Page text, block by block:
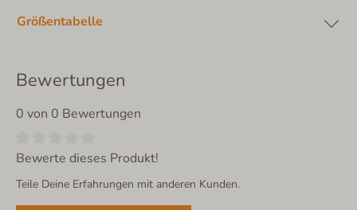
Größentabelle
Bewertungen
0 von 0 Bewertungen
Bewerte dieses Produkt!
Teile Deine Erfahrungen mit anderen Kunden.